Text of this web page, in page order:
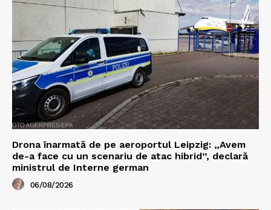
Drona înarmată de pe aeroportul Leipzig: „Avem
de-a face cu un scenariu de atac hibrid”, declară
ministrul de Interne german
06/08/2026